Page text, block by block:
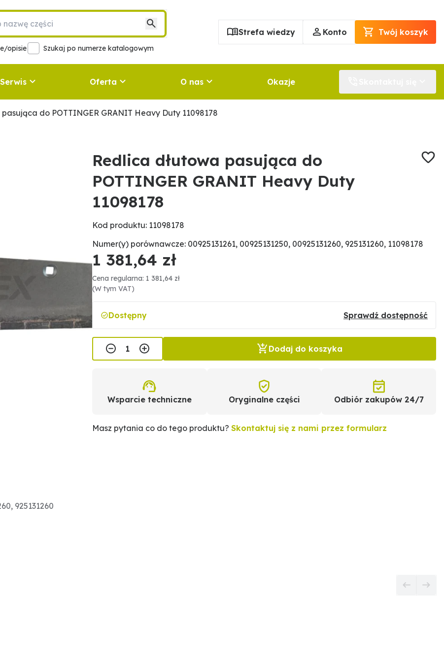
opisie Szukaj po numerze katalogowym
Strefa wiedzy Konto Twój koszyk
Serwis Oferta O nas Okazje
do POTTINGER GRANIT Heavy Duty 11098178
Redlica dłutowa pasująca do
POTTINGER GRANIT Heavy Duty
11098178
Kod produktu: 11098178
Numer(y) porównawcze: 00925131261, 00925131250, 00925131260, 925131260, 11098178
1 381,64 zł
Cena regularna: 1 381,64 zł
(W tym VAT)
Dostępny Sprawdź dostępność
Dodaj do koszyka
Wsparcie techniczne Oryginalne części Odbiór zakupów 24/7
Masz pytania co do tego produktu?Skontaktuj się z nami przez formularz
925131260